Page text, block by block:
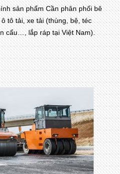
sản phẩm Cần phân phối bê
tô tải, xe tải (thùng, bệ, téc
cẩu…, lắp ráp tại Việt Nam).